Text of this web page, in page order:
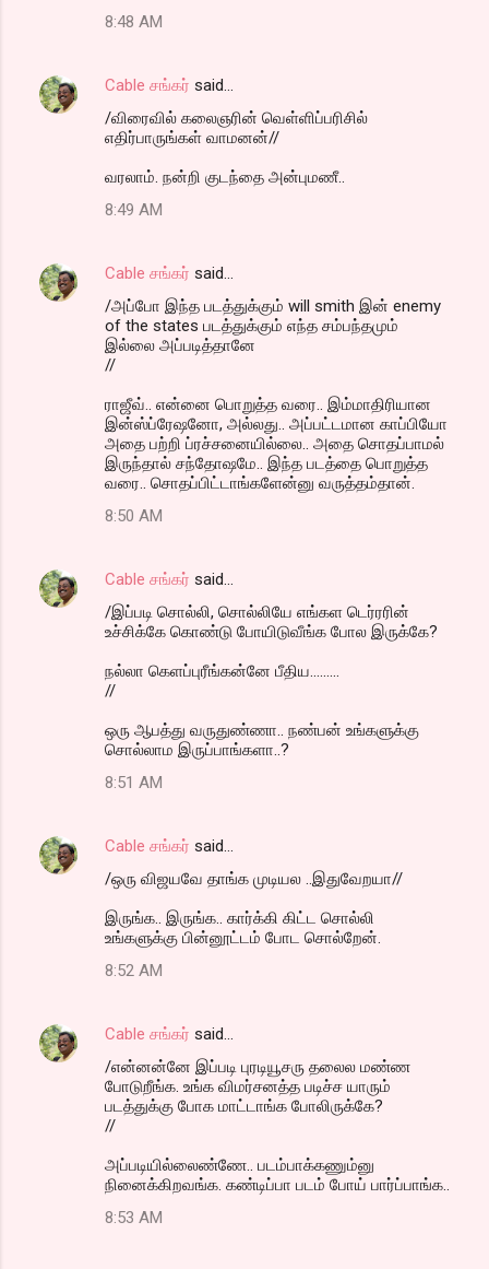
8:48 AM
Cable சங்கர் said…
/விரைவில் கலைஞரின் வெள்ளிப்பரிசில்
எதிர்பாருங்கள் வாமனன்//
வரலாம். நன்றி குடந்தை அன்புமணீ..
8:49 AM
Cable சங்கர் said…
/அப்போ இந்த படத்துக்கும் will smith இன் enemy
of the states படத்துக்கும் எந்த சம்பந்தமும்
இல்லை அப்படித்தானே
//
ராஜீவ்.. என்னை பொறுத்த வரை.. இம்மாதிரியான
இன்ஸ்ப்ரேஷனோ, அல்லது.. அப்பட்டமான காப்பியோ
அதை பற்றி ப்ரச்சனையில்லை.. அதை சொதப்பாமல்
இருந்தால் சந்தோஷமே.. இந்த படத்தை பொறுத்த
வரை.. சொதப்பிட்டாங்களேன்னு வருத்தம்தான்.
8:50 AM
Cable சங்கர் said…
/இப்படி சொல்லி, சொல்லியே எங்கள டெர்ரரின்
உச்சிக்கே கொண்டு போயிடுவீங்க போல இருக்கே?
நல்லா கெளப்புரீங்கன்னே பீதிய.........
//
ஒரு ஆபத்து வருதுண்ணா.. நண்பன் உங்களுக்கு
சொல்லாம இருப்பாங்களா..?
8:51 AM
Cable சங்கர் said…
/ஒரு விஜயவே தாங்க முடியல ..இதுவேறயா//
இருங்க.. இருங்க.. கார்க்கி கிட்ட சொல்லி
உங்களுக்கு பின்னூட்டம் போட சொல்றேன்.
8:52 AM
Cable சங்கர் said…
/என்னன்னே இப்படி புரடியூசரு தலைல மண்ண
போடுறீங்க. உங்க விமர்சனத்த படிச்ச யாரும்
படத்துக்கு போக மாட்டாங்க போலிருக்கே?
//
அப்படியில்லைண்ணே.. படம்பாக்கணும்னு
நினைக்கிறவங்க. கண்டிப்பா படம் போய் பார்ப்பாங்க..
8:53 AM